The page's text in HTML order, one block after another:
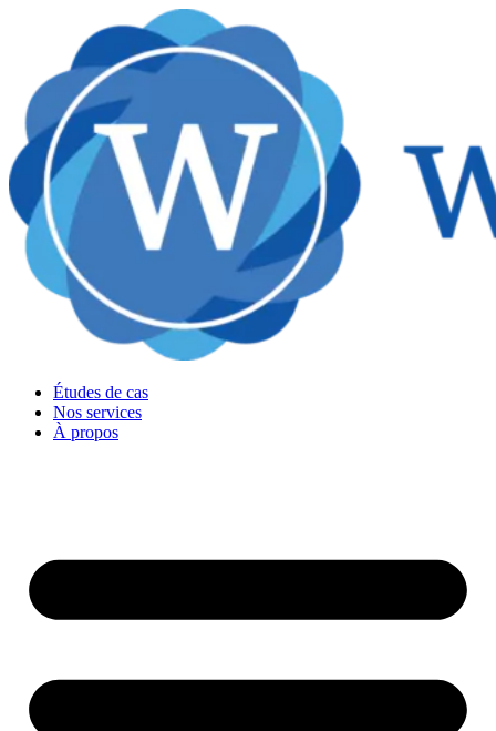
Études de cas
Nos services
À propos